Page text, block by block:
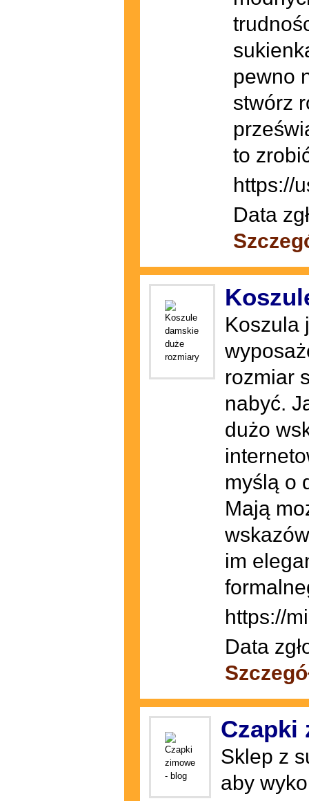
pewno
stwórz
to
https://
Data
Koszula
rozmiar
nabyć.
dużo
myślą o
Mają
im
https://
Data
Czapki
Sklep z
aby